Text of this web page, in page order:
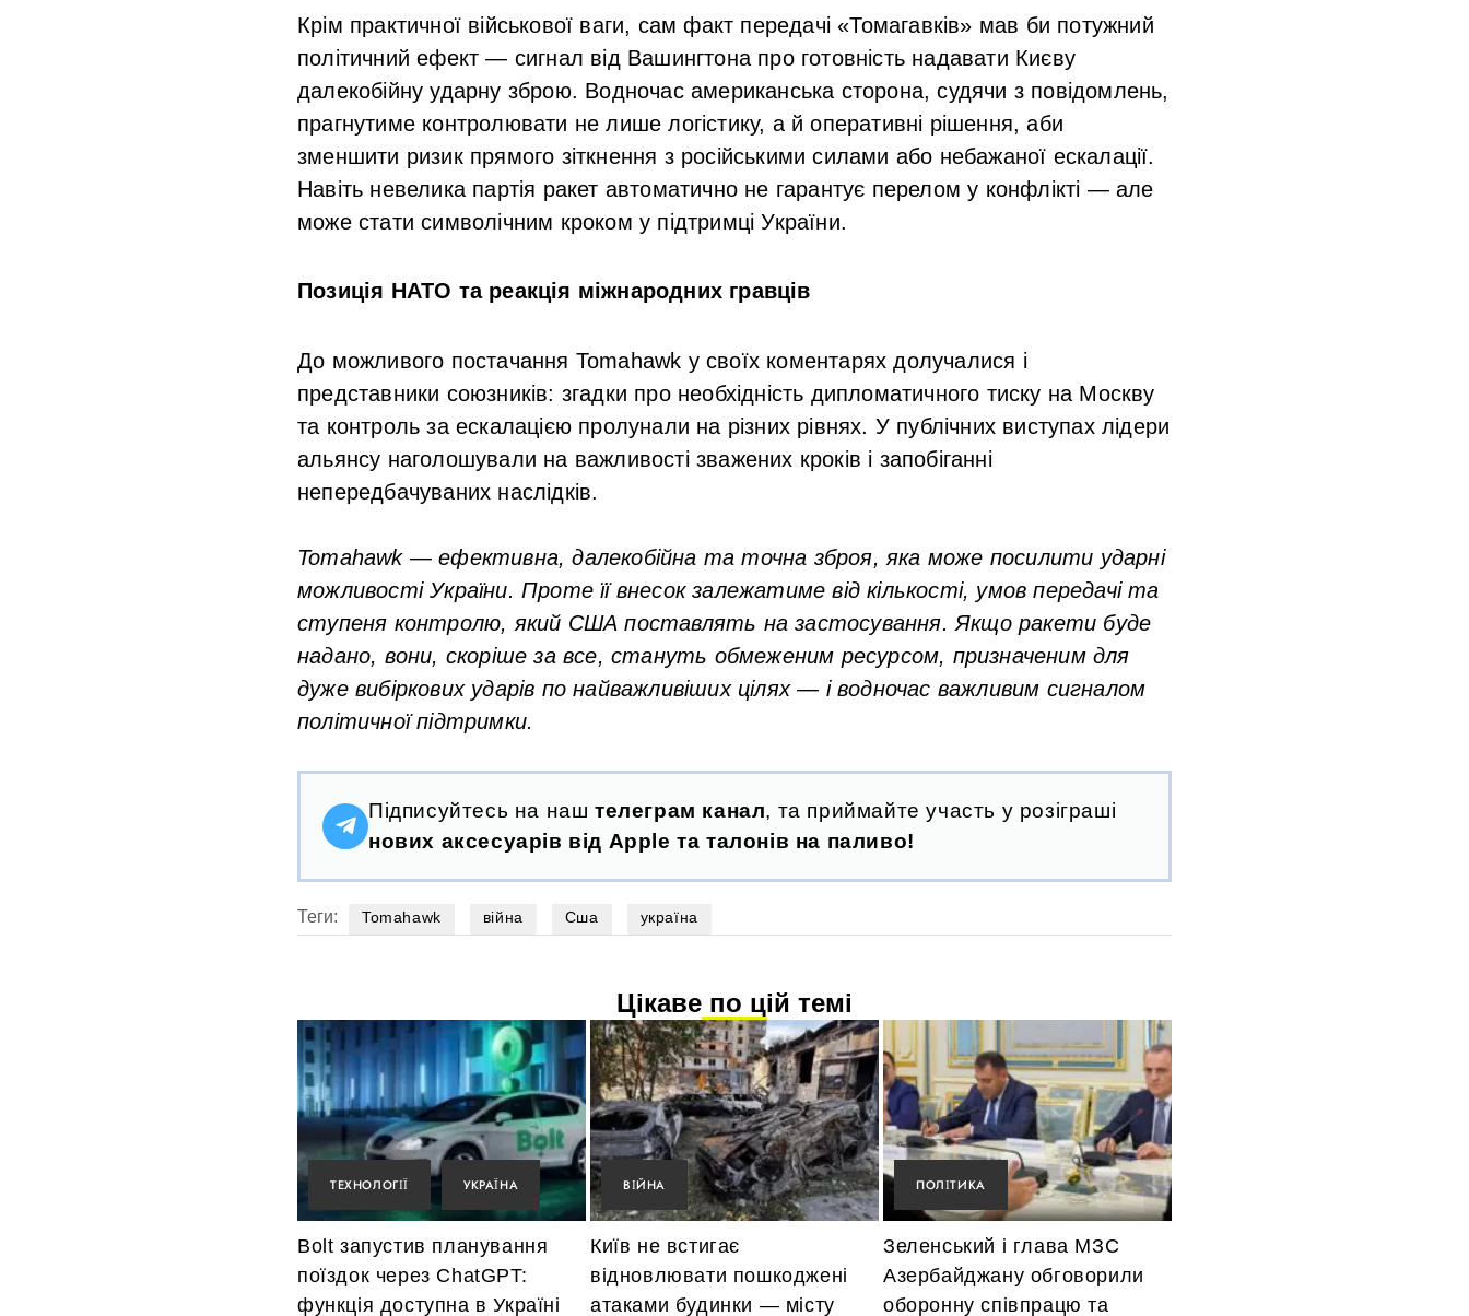
Крім практичної військової ваги, сам факт передачі «Томагавків» мав би потужний
політичний ефект — сигнал від Вашингтона про готовність надавати Києву
далекобійну ударну зброю. Водночас американська сторона, судячи з повідомлень,
прагнутиме контролювати не лише логістику, а й оперативні рішення, аби
зменшити ризик прямого зіткнення з російськими силами або небажаної ескалації.
Навіть невелика партія ракет автоматично не гарантує перелом у конфлікті — але
може стати символічним кроком у підтримці України.
Позиція НАТО та реакція міжнародних гравців
До можливого постачання Tomahawk у своїх коментарях долучалися і
представники союзників: згадки про необхідність дипломатичного тиску на Москву
та контроль за ескалацією пролунали на різних рівнях. У публічних виступах лідери
альянсу наголошували на важливості зважених кроків і запобіганні
непередбачуваних наслідків.
Tomahawk — ефективна, далекобійна та точна зброя, яка може посилити ударні
можливості України. Проте її внесок залежатиме від кількості, умов передачі та
ступеня контролю, який США поставлять на застосування. Якщо ракети буде
надано, вони, скоріше за все, стануть обмеженим ресурсом, призначеним для
дуже вибіркових ударів по найважливіших цілях — і водночас важливим сигналом
політичної підтримки.
Підписуйтесь на наш телеграм канал, та приймайте участь у розіграші
нових аксесуарів від Apple та талонів на паливо!
Теги: Tomahawk війна Сша україна
Цікаве по цій темі
ТЕХНОЛОГІЇ УКРАЇНА
Bolt запустив планування
поїздок через ChatGPT:
функція доступна в Україні
ВІЙНА
Київ не встигає
відновлювати пошкоджені
атаками будинки — місту
ПОЛІТИКА
Зеленський і глава МЗС
Азербайджану обговорили
оборонну співпрацю та